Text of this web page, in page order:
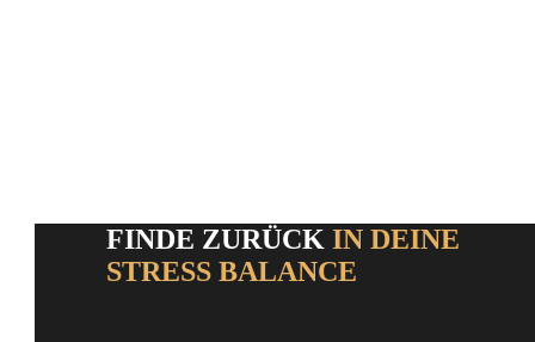
FINDE ZURÜCK IN DEINE
STRESS BALANCE